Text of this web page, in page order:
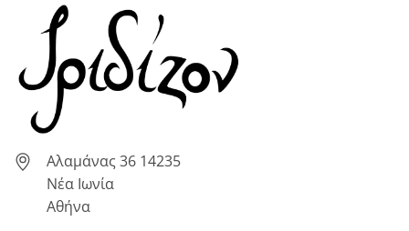
Αλαμάνας 36 14235
Νέα Ιωνία
Αθήνα